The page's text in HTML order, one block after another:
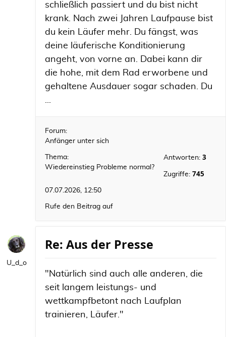
schließlich passiert und du bist nicht
krank. Nach zwei Jahren Laufpause bist
du kein Läufer mehr. Du fängst, was
deine läuferische Konditionierung
angeht, von vorne an. Dabei kann dir
die hohe, mit dem Rad erworbene und
gehaltene Ausdauer sogar schaden. Du
...
Forum:
Anfänger unter sich
Thema:
Wiedereinstieg Probleme normal?
Antworten: 3
Zugriffe: 745
07.07.2026, 12:50
Rufe den Beitrag auf
U_d_o
Re: Aus der Presse
"Natürlich sind auch alle anderen, die
seit langem leistungs- und
wettkampfbetont nach Laufplan
trainieren, Läufer."